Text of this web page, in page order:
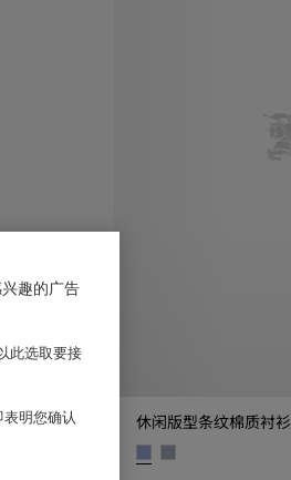
¥5,150.00 休闲版型条纹棉质衬衫
趣的广告
此选取要接
明您确认